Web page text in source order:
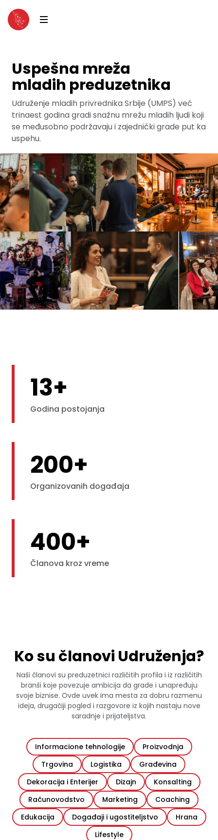
Uspešna mreža
mladih preduzetnika
Udruženje mladih privrednika Srbije (UMPS) već
trinaest godina gradi snažnu mrežu mladih ljudi koji
se međusobno podržavaju i zajednički grade put ka
uspehu.
13+
Godina postojanja
200+
Organizovanih događaja
400+
Članova kroz vreme
Ko su članovi Udruženja?
Naši članovi su preduzetnici različitih profila i iz različitih
branši koje povezuje ambicija da grade i unapređuju
svoje biznise. Ovde uvek ima mesta za dobru razmenu
ideja, drugačiji pogled i razgovore iz kojih nastaju nove
saradnje i prijateljstva.
Informacione tehnologije
Proizvodnja
Trgovina
Logistika
Građevina
Dekoracija i Enterijer
Dizajn
Konsalting
Računovodstvo
Marketing
Coaching
Edukacija
Događaji i ugostiteljstvo
Hrana
Lifestyle